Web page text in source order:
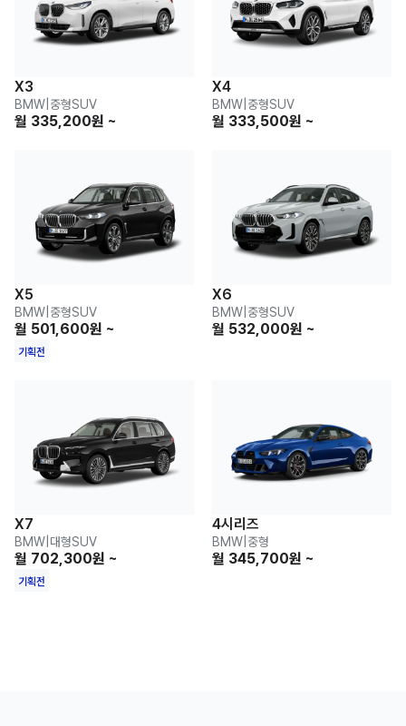
X3
BMW 중형SUV
월 335,200원 ~
X4
BMW 중형SUV
월 333,500원 ~
X5
BMW 중형SUV
월 501,600원 ~
기획전
X6
BMW 중형SUV
월 532,000원 ~
X7
BMW 대형SUV
월 702,300원 ~
기획전
4시리즈
BMW 중형
월 345,700원 ~